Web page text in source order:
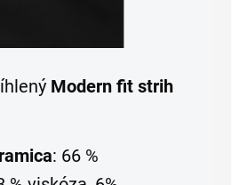
Modern fit strih
: 66 %